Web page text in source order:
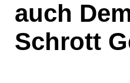
auch
Schrott